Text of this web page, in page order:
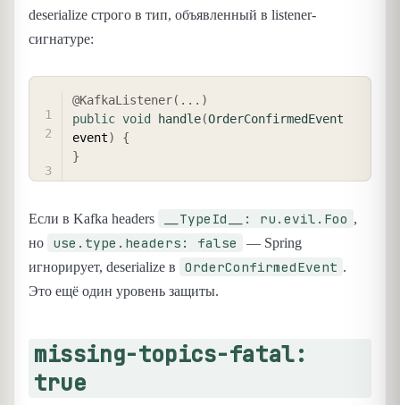
deserialize строго в тип, объявленный в listener-
сигнатуре:
@KafkaListener( . . . )
public void handle(OrderConfirmedEvent
event)
{
}
Если в Kafka headers __TypeId__: ru.evil.Foo ,
но
use.type.headers: false
— Spring
игнорирует, deserialize в
OrderConfirmedEvent .
Это ещё один уровень защиты.
missing-topics-fatal:
true